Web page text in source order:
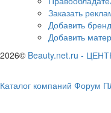
Заказать
Добавить бренд
Добавить
2026© Beauty.net.ru -
Каталог компаний Форум